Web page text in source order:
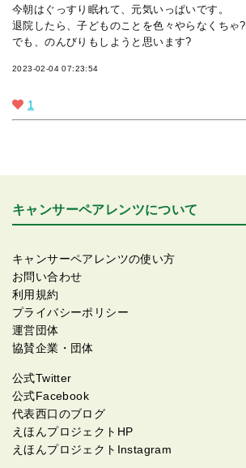
今朝はぐっすり眠れて、元気いっぱいです。
退院したら、子どものことを色々やらなくちゃ?
でも、のんびりもしようと思います?
2023-02-04 07:23:54
1
キャンサーペアレンツについて
キャンサーペアレンツの使い方
お問い合わせ
利用規約
プライバシーポリシー
運営団体
協賛企業・団体
公式Twitter
公式Facebook
代表西口のブログ
えほんプロジェクトHP
えほんプロジェクトInstagram